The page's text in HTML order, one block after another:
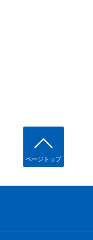
ページトップ